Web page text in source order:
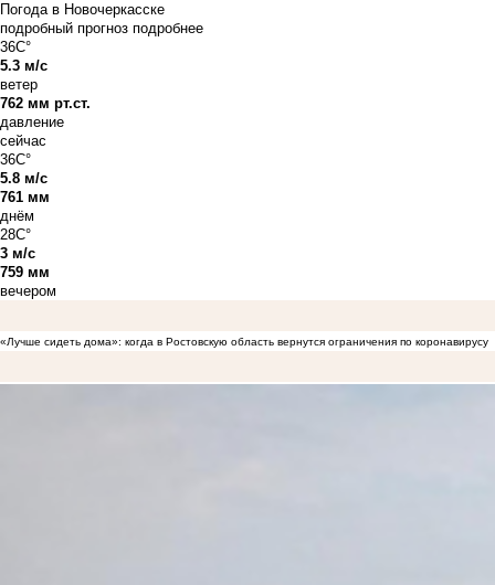
Погода в Новочеркасске
подробный прогноз подробнее
36C°
5.3 м/с
ветер
762 мм рт.ст.
давление
сейчас
36C°
5.8 м/с
761 мм
днём
28C°
3 м/с
759 мм
вечером
«Лучше сидеть дома»: когда в Ростовскую область вернутся ограничения по коронавирусу